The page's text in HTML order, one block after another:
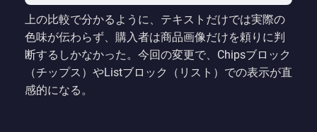
上の比較で分かるように、テキストだけでは実際の
色味が伝わらず、購入者は商品画像だけを頼りに判
断するしかなかった。今回の変更で、Chipsブロック
（チップス）やListブロック（リスト）での表示が直
感的になる。